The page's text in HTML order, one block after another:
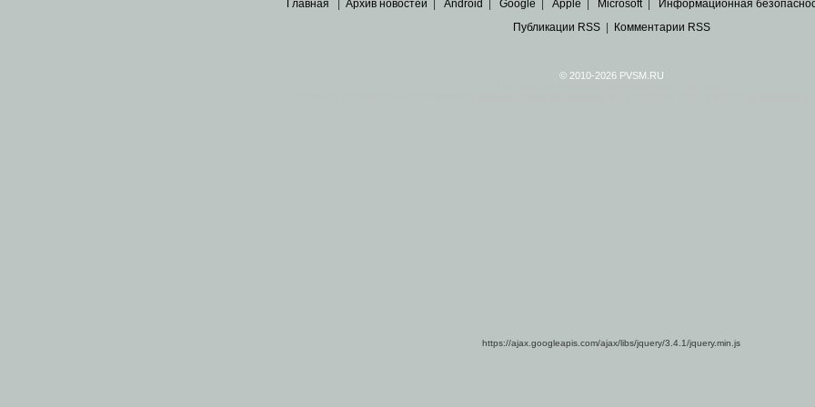
Главная Архив новостей Android Google Apple Microsoft| Информационная
Публикации RSS| Комментарии RSS
© 2010-2026 PVSM.RU
https://ajax.googleapis.com/ajax/libs/jquery/3.4.1/jquery.min.js